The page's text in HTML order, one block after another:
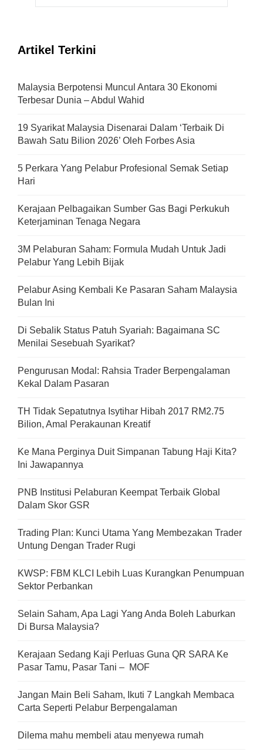
Artikel Terkini
Malaysia Berpotensi Muncul Antara 30 Ekonomi
Terbesar Dunia – Abdul Wahid
19 Syarikat Malaysia Disenarai Dalam ‘Terbaik Di
Bawah Satu Bilion 2026’ Oleh Forbes Asia
5 Perkara Yang Pelabur Profesional Semak Setiap
Hari
Kerajaan Pelbagaikan Sumber Gas Bagi Perkukuh
Keterjaminan Tenaga Negara
3M Pelaburan Saham: Formula Mudah Untuk Jadi
Pelabur Yang Lebih Bijak
Pelabur Asing Kembali Ke Pasaran Saham Malaysia
Bulan Ini
Di Sebalik Status Patuh Syariah: Bagaimana SC
Menilai Sesebuah Syarikat?
Pengurusan Modal: Rahsia Trader Berpengalaman
Kekal Dalam Pasaran
TH Tidak Sepatutnya Isytihar Hibah 2017 RM2.75
Bilion, Amal Perakaunan Kreatif
Ke Mana Perginya Duit Simpanan Tabung Haji Kita?
Ini Jawapannya
PNB Institusi Pelaburan Keempat Terbaik Global
Dalam Skor GSR
Trading Plan: Kunci Utama Yang Membezakan Trader
Untung Dengan Trader Rugi
KWSP: FBM KLCI Lebih Luas Kurangkan Penumpuan
Sektor Perbankan
Selain Saham, Apa Lagi Yang Anda Boleh Laburkan
Di Bursa Malaysia?
Kerajaan Sedang Kaji Perluas Guna QR SARA Ke
Pasar Tamu, Pasar Tani – MOF
Jangan Main Beli Saham, Ikuti 7 Langkah Membaca
Carta Seperti Pelabur Berpengalaman
Dilema mahu membeli atau menyewa rumah